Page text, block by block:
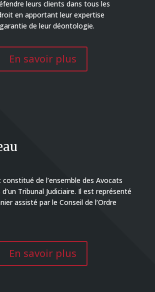
leurs clients dans tous les
en apportant leur expertise
de leur déontologie.
En savoir plus
constitué de l’ensemble des Avocats
Tribunal Judiciaire. Il est représenté
assisté par le Conseil de l’Ordre
En savoir plus